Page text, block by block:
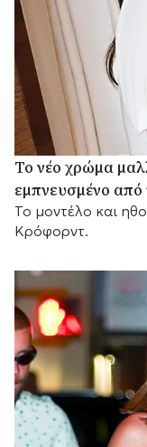
Το νέο χρώμα
εμπνευσμένο
Το μοντέλο και
Κρόφορντ.